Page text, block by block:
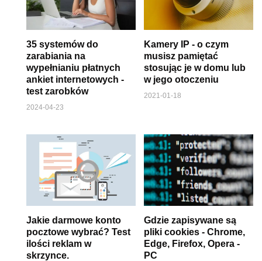
35 systemów do
zarabiania na
wypełnianiu płatnych
ankiet internetowych -
test zarobków
2024-04-23
Kamery IP - o czym
musisz pamiętać
stosując je w domu lub
w jego otoczeniu
2021-01-18
Jakie darmowe konto
pocztowe wybrać? Test
ilości reklam w
skrzynce.
Gdzie zapisywane są
pliki cookies - Chrome,
Edge, Firefox, Opera -
PC